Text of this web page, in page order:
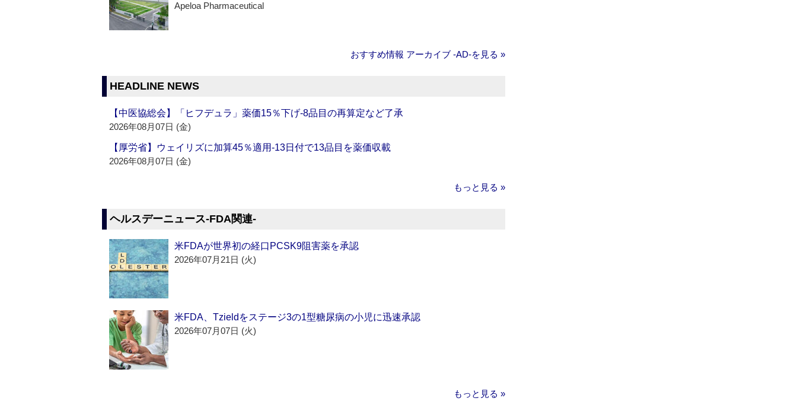
Apeloa Pharmaceutical
おすすめ情報 アーカイブ ‐AD‐を見る »
HEADLINE NEWS
【中医協総会】「ヒフデュラ」薬価15％下げ‐8品目の再算定など了承
2026年08月07日 (金)
【厚労省】ウェイリズに加算45％適用‐13日付で13品目を薬価収載
2026年08月07日 (金)
もっと見る »
ヘルスデーニュース‐FDA関連‐
米FDAが世界初の経口PCSK9阻害薬を承認
2026年07月21日 (火)
米FDA、Tzieldをステージ3の1型糖尿病の小児に迅速承認
2026年07月07日 (火)
もっと見る »